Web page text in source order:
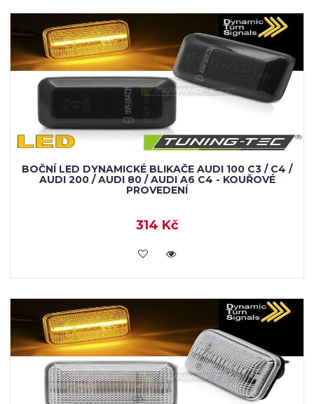
BOČNÍ LED DYNAMICKÉ BLIKAČE AUDI 100 C3 / C4 /
AUDI 200 / AUDI 80 / AUDI A6 C4 - KOUŘOVÉ
PROVEDENÍ
314 Kč
KOUPIT